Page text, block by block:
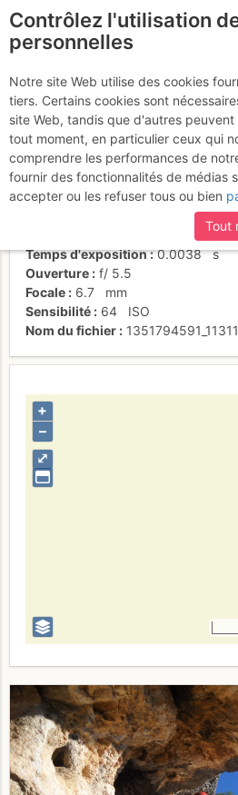
La traversée
Activités
Date/heure
1 nov. 2012 14:53
Contributeur
sandrine-tetard
NIKON COOLPIX
Temps d'exposition
0.0038 s
Ouverture
f/ 5.5
Focale
6.7
mm
Sensibilité
64
ISO
Nom du fichier
⤢
+
–
Contrôlez l'utilisation
personnelles
Notre site Web utilise des cookies
tiers. Certains cookies sont
site Web, tandis que d'autres
tout moment, en particulier ceux qui
comprendre les performances de
fournir des fonctionnalités de médias
accepter ou les refuser tous ou bien
Tout